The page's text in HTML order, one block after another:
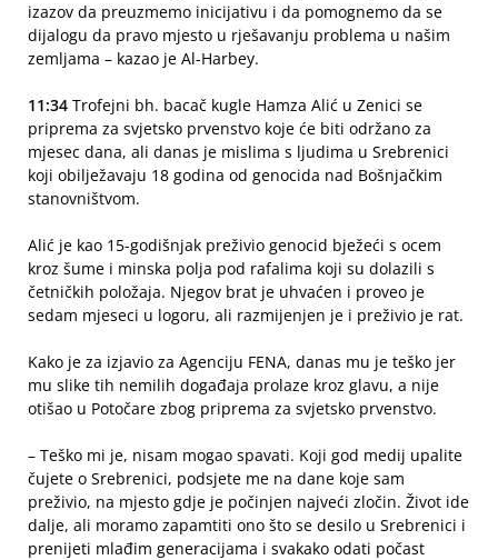
izazov da preuzmemo inicijativu i da pomognemo da se
dijalogu da pravo mjesto u rješavanju problema u našim
zemljama – kazao je Al-Harbey.
11:34 Trofejni bh. bacač kugle Hamza Alić u Zenici se
priprema za svjetsko prvenstvo koje će biti održano za
mjesec dana, ali danas je mislima s ljudima u Srebrenici
koji obilježavaju 18 godina od genocida nad Bošnjačkim
stanovništvom.
Alić je kao 15-godišnjak preživio genocid bježeći s ocem
kroz šume i minska polja pod rafalima koji su dolazili s
četničkih položaja. Njegov brat je uhvaćen i proveo je
sedam mjeseci u logoru, ali razmijenjen je i preživio je rat.
Kako je za izjavio za Agenciju FENA, danas mu je teško jer
mu slike tih nemilih događaja prolaze kroz glavu, a nije
otišao u Potočare zbog priprema za svjetsko prvenstvo.
– Teško mi je, nisam mogao spavati. Koji god medij upalite
čujete o Srebrenici, podsjete me na dane koje sam
preživio, na mjesto gdje je počinjen najveći zločin. Život ide
dalje, ali moramo zapamtiti ono što se desilo u Srebrenici i
prenijeti mlađim generacijama i svakako odati počast